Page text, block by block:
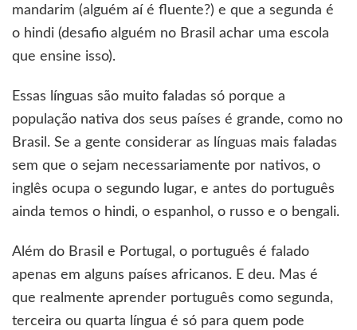
mandarim (alguém aí é fluente?) e que a segunda é
o hindi (desafio alguém no Brasil achar uma escola
que ensine isso).
Essas línguas são muito faladas só porque a
população nativa dos seus países é grande, como no
Brasil. Se a gente considerar as línguas mais faladas
sem que o sejam necessariamente por nativos, o
inglês ocupa o segundo lugar, e antes do português
ainda temos o hindi, o espanhol, o russo e o bengali.
Além do Brasil e Portugal, o português é falado
apenas em alguns países africanos. E deu. Mas é
que realmente aprender português como segunda,
terceira ou quarta língua é só para quem pode